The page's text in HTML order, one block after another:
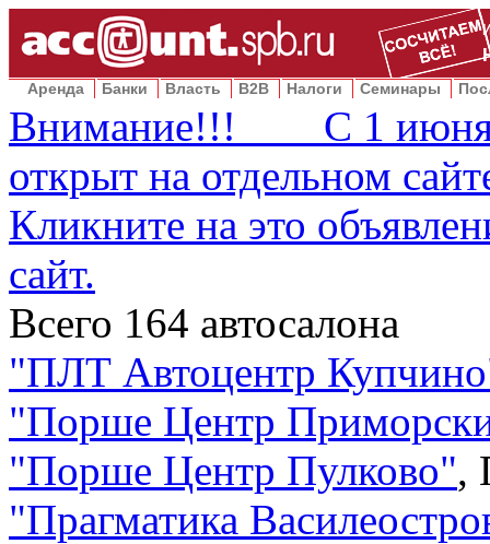
Аренда Банки Власть B2B Налоги Семинары
Внимание!!! С 1 июня
открыт на отдельном
Кликните на это
сайт.
Всего 164 автосалона
"ПЛТ Автоцентр Купчино
"Порше Центр
"Порше Центр Пулково",
"Прагматика